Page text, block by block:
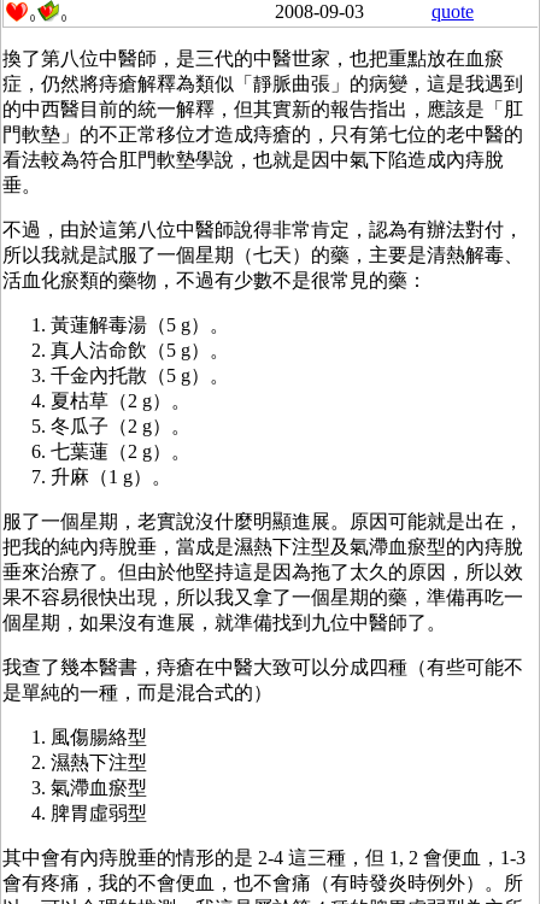
0 0 2008-09-03 quote
換了第八位中醫師，是三代的中醫世家，也把重點放在血瘀
症，仍然將痔瘡解釋為類似「靜脈曲張」的病變，這是我遇到
的中西醫目前的統一解釋，但其實新的報告指出，應該是「肛
門軟墊」的不正常移位才造成痔瘡的，只有第七位的老中醫的
看法較為符合肛門軟墊學說，也就是因中氣下陷造成內痔脫
垂。
不過，由於這第八位中醫師說得非常肯定，認為有辦法對付，
所以我就是試服了一個星期（七天）的藥，主要是清熱解毒、
活血化瘀類的藥物，不過有少數不是很常見的藥：
黃蓮解毒湯（5 g）。
真人沽命飲（5 g）。
千金內托散（5 g）。
夏枯草（2 g）。
冬瓜子（2 g）。
七葉蓮（2 g）。
升麻（1 g）。
服了一個星期，老實說沒什麼明顯進展。原因可能就是出在，
把我的純內痔脫垂，當成是濕熱下注型及氣滯血瘀型的內痔脫
垂來治療了。但由於他堅持這是因為拖了太久的原因，所以效
果不容易很快出現，所以我又拿了一個星期的藥，準備再吃一
個星期，如果沒有進展，就準備找到九位中醫師了。
我查了幾本醫書，痔瘡在中醫大致可以分成四種（有些可能不
是單純的一種，而是混合式的）
風傷腸絡型
濕熱下注型
氣滯血瘀型
脾胃虛弱型
其中會有內痔脫垂的情形的是 2-4 這三種，但 1, 2 會便血，1-3
會有疼痛，我的不會便血，也不會痛（有時發炎時例外）。所